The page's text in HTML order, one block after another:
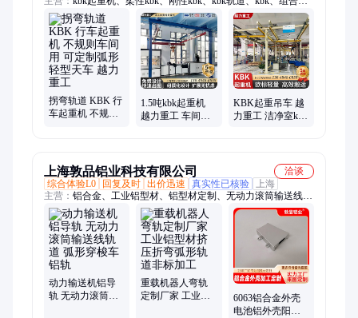
起重机、自立式起重机、kbk桁架、环链葫芦、环链电动葫芦、
欧式起重机、欧式龙门吊
拐弯轨道 KBK 行
车起重机 不规则
1.5吨kbk起重机
越力重工 车间全
KBK起重吊车 越
力重工 洁净室kbk
上海敦品铝业科技有限公司
洽谈
综合体验L0
回复及时 出价迅速 真实性已核验
上海
主营： 铝合金、工业铝型材、铝型材定制、无动力滚筒输送线轨
道、铝型材开模
动力输送机铝导
轨 无动力滚筒输
重载机器人弯轨
定制厂家 工业铝
6063铝合金外壳
电池铝外壳阳极